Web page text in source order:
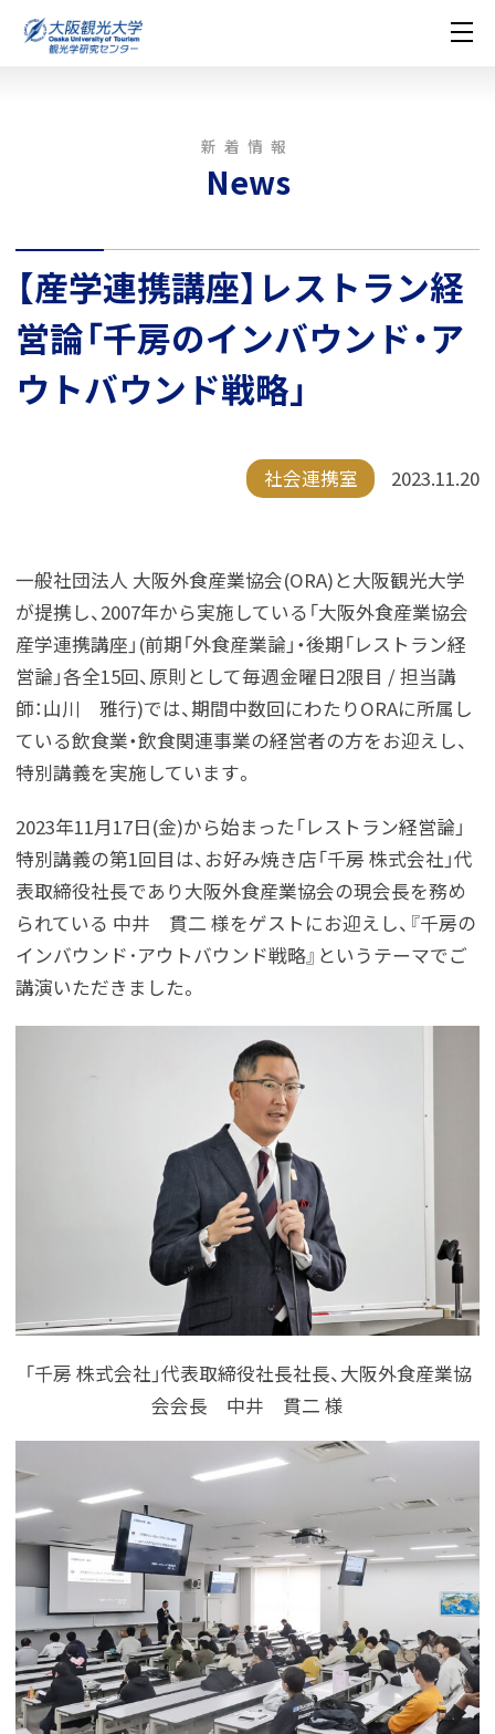
新着情報
News
【産学連携講座】レストラン経
営論「千房のインバウンド・ア
ウトバウンド戦略」
社会連携室 2023.11.20
一般社団法人 大阪外食産業協会(ORA)と大阪観光大学
が提携し、2007年から実施している「大阪外食産業協会
産学連携講座」(前期「外食産業論」・後期「レストラン経
営論」各全15回、原則として毎週金曜日2限目 / 担当講
師：山川 雅行)では、期間中数回にわたりORAに所属し
ている飲食業・飲食関連事業の経営者の方をお迎えし、
特別講義を実施しています。
2023年11月17日(金)から始まった「レストラン経営論」
特別講義の第1回目は、お好み焼き店「千房 株式会社」代
表取締役社長であり大阪外食産業協会の現会長を務め
られている 中井 貫二 様をゲストにお迎えし、『千房の
インバウンド･アウトバウンド戦略』というテーマでご
講演いただきました。
「千房 株式会社」代表取締役社長社長、大阪外食産業協
会会長 中井 貫二 様